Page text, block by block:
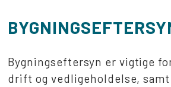
Bygningseftersyn er vigtige
drift og vedligeholdelse,